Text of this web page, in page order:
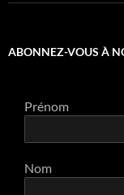
ABONNEZ-VOUS À
Prénom
Nom